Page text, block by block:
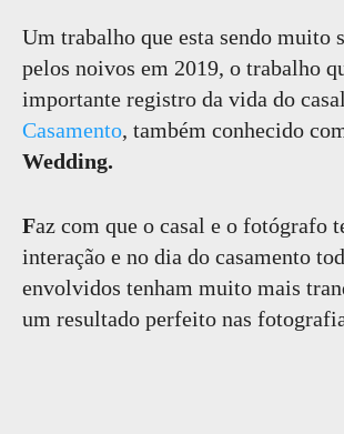
Um trabalho que esta sendo muito
pelos noivos em 2019, o trabalho
importante registro da vida do
Casamento, também conhecido
Wedding.
Faz com que o casal e o fotógrafo
interação e no dia do casamento
envolvidos tenham muito mais
um resultado perfeito nas